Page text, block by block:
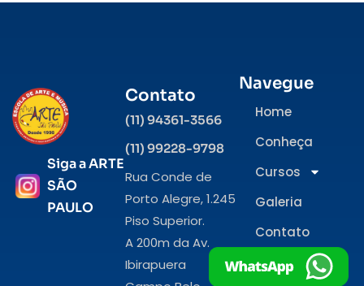
Siga a ARTE
SÃO
PAULO
Contato
(11) 94361-3566
(11) 99228-9798
Rua Conde de
Porto Alegre, 1.245
Piso Superior.
A 200m da Av.
Ibirapuera
Navegue
Home
Conheça
Cursos
Galeria
Contato